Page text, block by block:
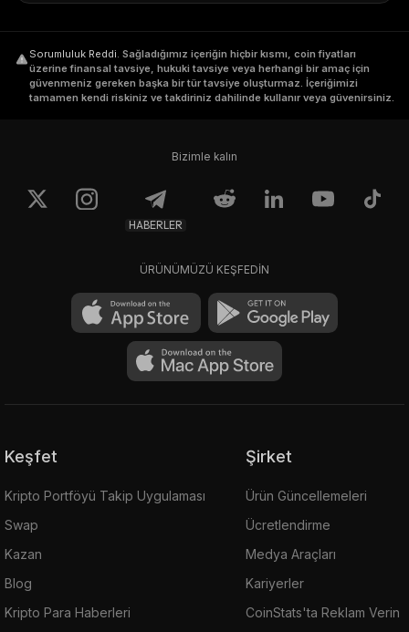
Sorumluluk Reddi. Sağladığımız içeriğin hiçbir kısmı, coin fiyatları
üzerine finansal tavsiye, hukuki tavsiye veya herhangi bir amaç için
güvenmeniz gereken başka bir tür tavsiye oluşturmaz. İçeriğimizi
tamamen kendi riskiniz ve takdiriniz dahilinde kullanır veya güvenirsiniz.
Bizimle kalın
HABERLER
ÜRÜNÜMÜZÜ KEŞFEDİN
Keşfet
Kripto Portföyü Takip Uygulaması
Swap
Kazan
Blog
Kripto Para Haberleri
Şirket
Ürün Güncellemeleri
Ücretlendirme
Medya Araçları
Kariyerler
CoinStats'ta Reklam Verin